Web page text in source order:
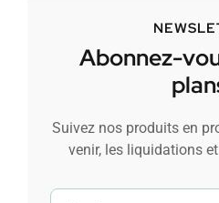
Abonnez-
Suivez nos produits en
venir, les liquidations